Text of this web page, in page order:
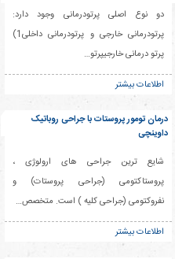
دو نوع اصلی پرتودرمانی وجود دارد:
پرتودرمانی خارجی و پرتودرمانی داخلی1)
پرتو درمانی خارجیپرتو…
اطلاعات بیشتر
درمان تومور پروستات با جراحی روباتیک
داوینچی
شایع ترین جراحی های ارولوژی ،
پروستاکتومی (جراحی پروستات) و
نفروکتومی (جراحی کلیه ) است. متخصص…
اطلاعات بیشتر